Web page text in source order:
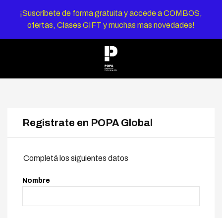
¡Suscríbete de forma gratuita y accede a COMBOS,
ofertas, Clases GIFT y muchas mas novedades!
Registrate en POPA Global
Completá los siguientes datos
Nombre